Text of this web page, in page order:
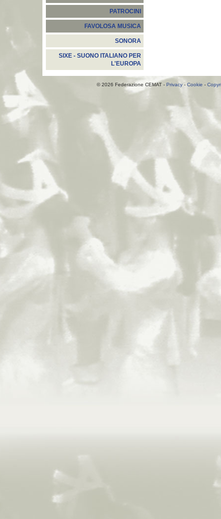
PATROCINI
FAVOLOSA MUSICA
SONORA
SIXE - SUONO ITALIANO PER
L'EUROPA
© 2026 Federazione CEMAT - Privacy- Cookie -